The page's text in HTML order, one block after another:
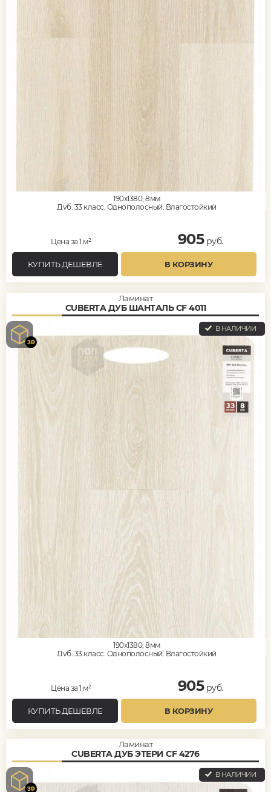
190x1380, 8мм
Дуб, 33 класс, Однополосный, Влагостойкий
Цена за 1 м² 905руб.
КУПИТЬ ДЕШЕВЛЕ В КОРЗИНУ
Ламинат
CUBERTA ДУБ ШАНТАЛЬ CF 4011
В НАЛИЧИИ
190x1380, 8мм
Дуб, 33 класс, Однополосный, Влагостойкий
Цена за 1 м² 905руб.
КУПИТЬ ДЕШЕВЛЕ В КОРЗИНУ
Ламинат
CUBERTA ДУБ ЭТЕРИ CF 4276
В НАЛИЧИИ